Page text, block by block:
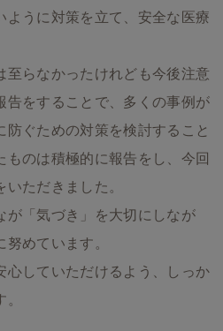
ように対策を立て、安全な医療
至らなかったけれども今後注意
告をすることで、多くの事例が
ぐための対策を検討すること
ものは積極的に報告をし、今回
ただきました。
が「気づき」を大切にしなが
めています。
心していただけるよう、しっか